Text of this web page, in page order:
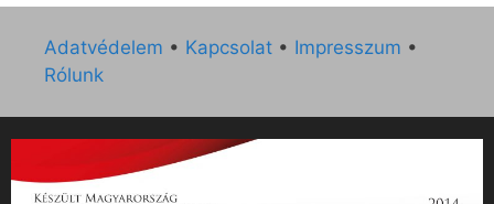
Adatvédelem • Kapcsolat • Impresszum •
Rólunk